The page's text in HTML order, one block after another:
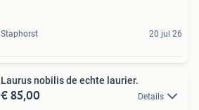
Staphorst 20 jul 26
Laurus nobilis de echte laurier.
€ 85,00 Details